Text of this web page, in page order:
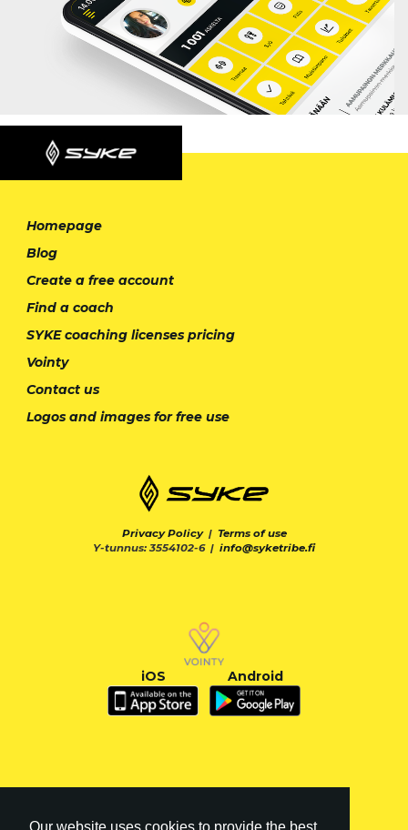
Homepage
Blog
Create a free account
Find a coach
SYKE coaching licenses pricing
Vointy
Contact us
Logos and images for free use
Privacy Policy| Terms of use
Y-tunnus: 3554102-6 | info@syketribe.fi
iOS Android